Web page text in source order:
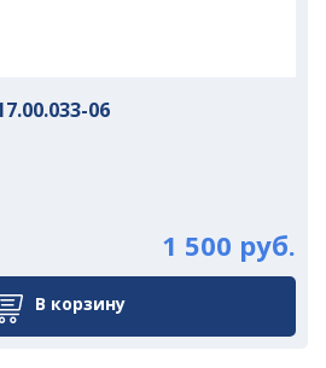
06
1 500 руб.
В корзину